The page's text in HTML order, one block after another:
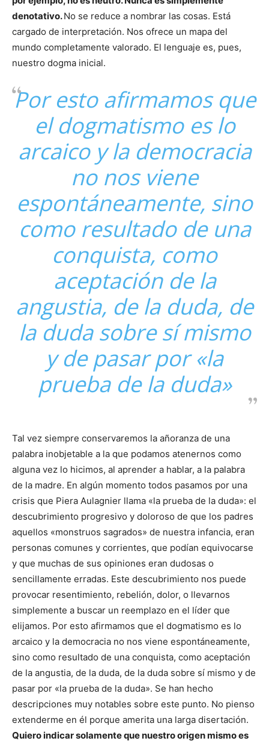
denotativo.No se reduce a nombrar las cosas. Está
cargado de interpretación. Nos ofrece un mapa del
mundo completamente valorado. El lenguaje es, pues,
nuestro dogma inicial.
Por esto afirmamos que
el dogmatismo es lo
arcaico y la democracia
no nos viene
espontáneamente, sino
como resultado de una
conquista, como
aceptación de la
angustia, de la duda, de
la duda sobre sí mismo
y de pasar por «la
prueba de la duda»
Tal vez siempre conservaremos la añoranza de una
palabra inobjetable a la que podamos atenernos como
alguna vez lo hicimos, al aprender a hablar, a la palabra
de la madre. En algún momento todos pasamos por una
crisis que Piera Aulagnier llama «la prueba de la duda»: el
descubrimiento progresivo y doloroso de que los padres
aquellos «monstruos sagrados» de nuestra infancia, eran
personas comunes y corrientes, que podían equivocarse
y que muchas de sus opiniones eran dudosas o
sencillamente erradas. Este descubrimiento nos puede
provocar resentimiento, rebelión, dolor, o llevarnos
simplemente a buscar un reemplazo en el líder que
elijamos. Por esto afirmamos que el dogmatismo es lo
arcaico y la democracia no nos viene espontáneamente,
sino como resultado de una conquista, como aceptación
de la angustia, de la duda, de la duda sobre sí mismo y de
pasar por «la prueba de la duda». Se han hecho
descripciones muy notables sobre este punto. No pienso
extenderme en él porque amerita una larga disertación.
Quiero indicar solamente que nuestro origen mismo es